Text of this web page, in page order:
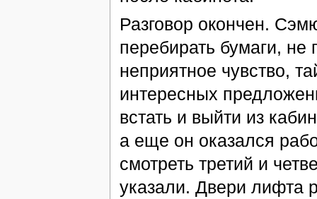
Разговор окончен.
перебирать бумаги, не
неприятное чувство,
интересных
встать и выйти из
а еще он оказался
смотреть третий и
указали. Двери лифта